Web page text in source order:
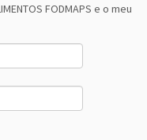
FODMAPS e o meu